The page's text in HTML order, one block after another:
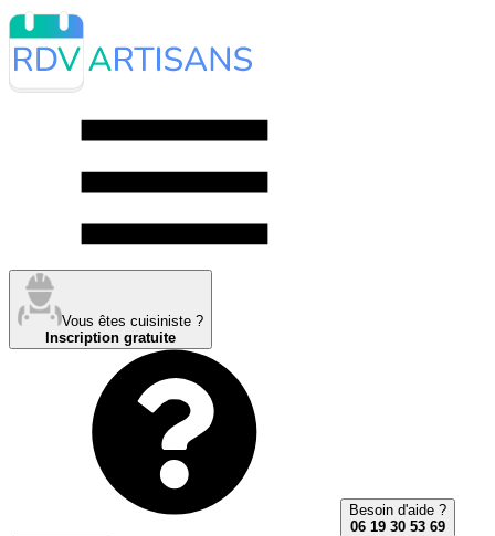
Vous êtes cuisiniste ?
Inscription gratuite
Besoin d'aide ?
06 19 30 53 69